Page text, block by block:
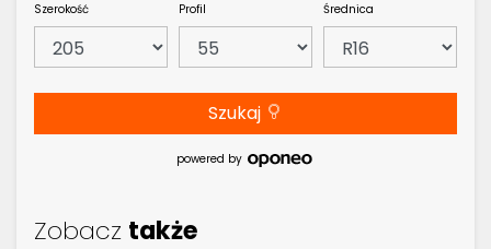
Szerokość Profil Średnica
Szukaj
powered by
Zobacz także